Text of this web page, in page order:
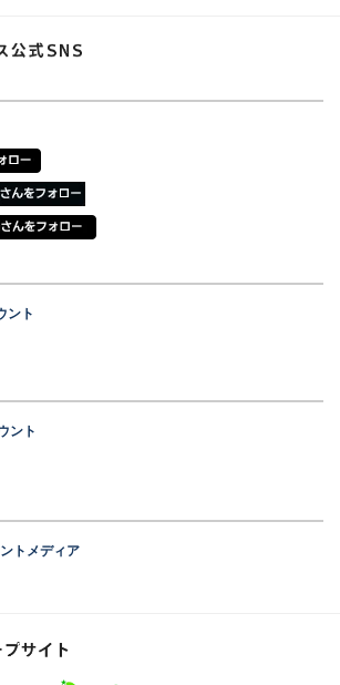
ント
ント
トメディア